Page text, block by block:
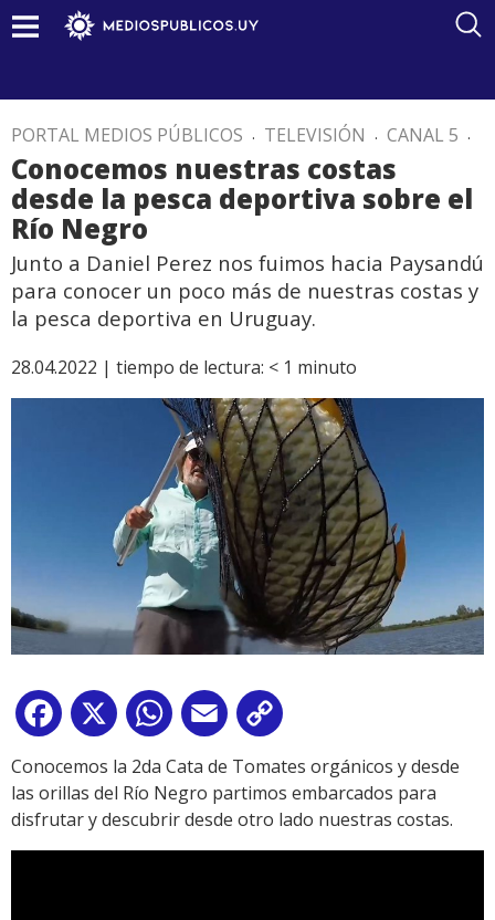
PORTAL MEDIOS PÚBLICOS . TELEVISIÓN . CANAL 5 .
Conocemos nuestras costas
desde la pesca deportiva sobre el
Río Negro
Junto a Daniel Perez nos fuimos hacia Paysandú
para conocer un poco más de nuestras costas y
la pesca deportiva en Uruguay.
28.04.2022 | tiempo de lectura: < 1 minuto
Facebook
X WhatsApp
Email
Link
Conocemos la 2da Cata de Tomates orgánicos y desde
las orillas del Río Negro partimos embarcados para
disfrutar y descubrir desde otro lado nuestras costas.